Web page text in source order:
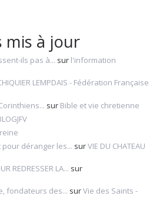
mis à jour
ils pas à... sur l'information
LEMPDAIS - Fédération Française
sur Bible et vie chretienne
pour déranger les... surVIE DU CHATEAU
REDRESSER LA... sur
fondateurs des... surVie des Saints -